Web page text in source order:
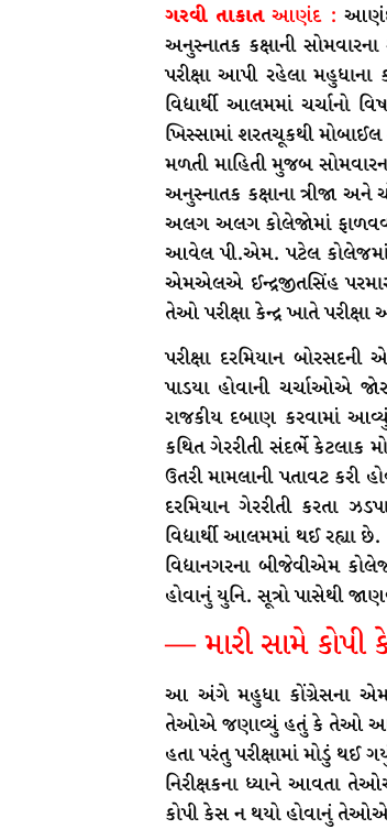
ગરવી તાકાત આણંદ : આણંદ
અનુસ્નાતક કક્ષાની
પરીક્ષા આપી રહેલા
વિદ્યાર્થી આલમમાં ચર્ચાનો
ખિસ્સામાં શરતચૂકથી
મળતી માહિતી મુજબ
અનુસ્નાતક કક્ષાના ત્રીજા
અલગ અલગ કોલેજોમાં
આવેલ પી.એમ. પટેલ કોલેજમાં
એમએલએ ઈન્દ્રજીતસિંહ
તેઓ પરીક્ષા કેન્દ્ર ખાતે
પરીક્ષા દરમિયાન
પાડયા હોવાની ચર્ચાઓએ
રાજકીય દબાણ કરવામાં
કથિત ગેરરીતી સંદર્ભે કેટલાક
ઉતરી મામલાની પતાવટ કરી
દરમિયાન ગેરરીતી કરતા
વિદ્યાર્થી આલમમાં થઈ રહ્યા
વિદ્યાનગરના બીજેવીએમ
હોવાનું યુનિ. સૂત્રો પાસેથી
— મારી સામે કોપી
આ અંગે મહુધા કોંગ્રેસના
તેઓએ જણાવ્યું હતું કે તેઓ
હતા પરંતુ પરીક્ષામાં મોડું
નિરીક્ષકના ધ્યાને આવતા
કોપી કેસ ન થયો હોવાનું